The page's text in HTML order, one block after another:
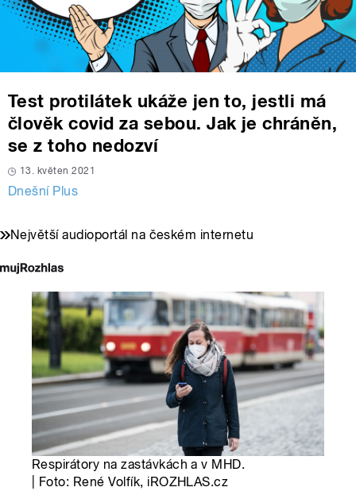
Test protilátek ukáže jen to, jestli má
člověk covid za sebou. Jak je chráněn,
se z toho nedozví
13. květen 2021
Dnešní Plus
Největší audioportál na českém internetu
Respirátory na zastávkách a v MHD.
| Foto: René Volfík, iROZHLAS.cz